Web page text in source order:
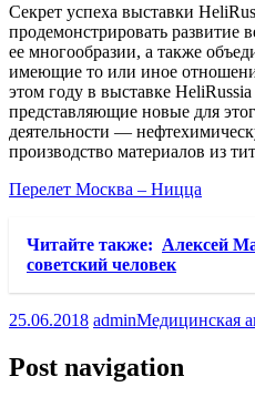
Секрет успеха выставки
продемонстрировать развитие
ее многообразии, а также
имеющие то или иное
этом году в выставке
представляющие новые для
деятельности —
производство материалов из
Перелет Москва – Ницца
Читайте также: Алексей
советский человек
25.06.2018 adminМедицинская
Post navigation